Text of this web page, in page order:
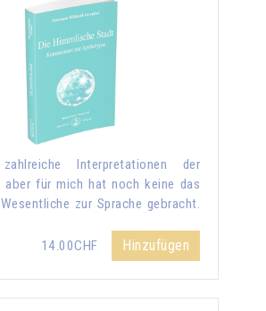
Interpretationen der
aber für mich hat noch keine das
zur Sprache gebracht.
14.00CHF
Hinzufügen